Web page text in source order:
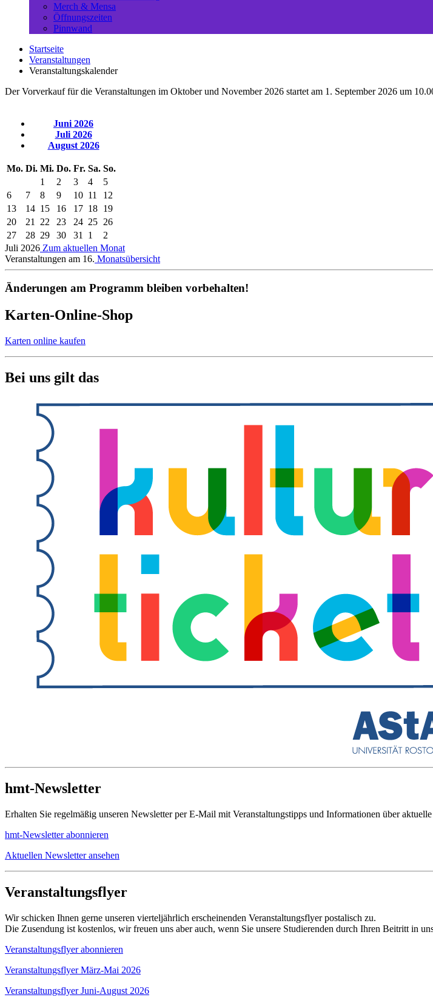
Merch & Mensa
Öffnungszeiten
Pinnwand
Startseite
Veranstaltungen
Veranstaltungskalender
Der Vorverkauf für die Veranstaltungen im Oktober und November 2026 startet am 1. September 2026 um
Juni 2026
Juli 2026
August 2026
Mo. Di. Mi. Do. Fr. Sa. So.
1
2 3 4
5
6
7 8 9 10 11
12
13
14 15 16 17 18 19
20
21 22 23 24 25 26
27
28 29 30 31 1
2
Juli 2026 Zum aktuellen Monat
Veranstaltungen am 16. Monatsübersicht
Änderungen am Programm bleiben vorbehalten!
Karten-Online-Shop
Karten online kaufen
Bei uns gilt das
hmt-Newsletter
Erhalten Sie regelmäßig unseren Newsletter per E-Mail mit Veranstaltungstipps und Informationen über
hmt-Newsletter abonnieren
Aktuellen Newsletter ansehen
Veranstaltungsflyer
Wir schicken Ihnen gerne unseren vierteljährlich erscheinenden Veranstaltungsflyer postalisch zu.
Die Zusendung ist kostenlos, wir freuen uns aber auch, wenn Sie unsere Studierenden durch Ihren Beitritt in
Veranstaltungsflyer abonnieren
Veranstaltungsflyer März-Mai 2026
Veranstaltungsflyer Juni-August 2026